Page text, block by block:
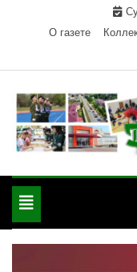
О газете
Toggle
navigation